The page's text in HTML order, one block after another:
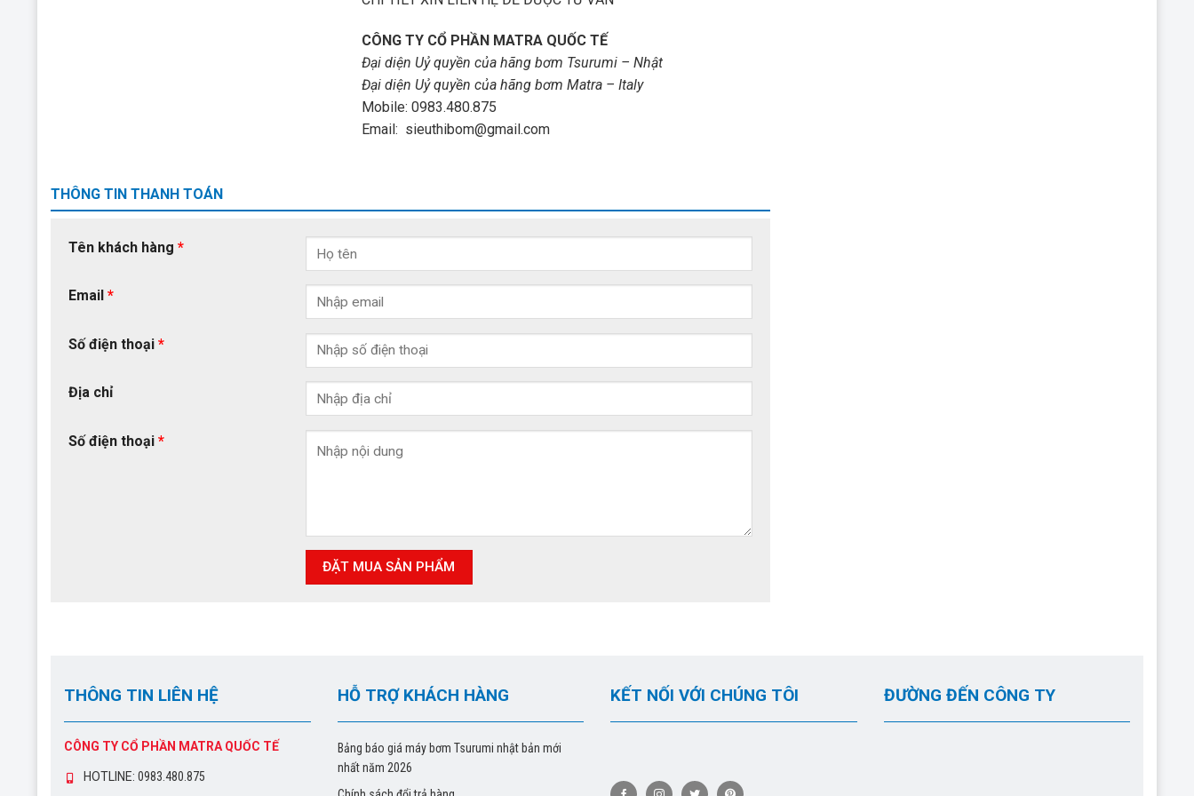
CÔNG TY CỔ PHẦN MATRA QUỐC TẾ
Đại diện Uỷ quyền của hãng bơm Tsurumi – Nhật
Đại diện Uỷ quyền của hãng bơm Matra – Italy
Mobile: 0983.480.875
Email: sieuthibom@gmail.com
THÔNG TIN THANH TOÁN
Tên khách hàng *
Email *
Số điện thoại *
Địa chỉ
Số điện thoại *
THÔNG TIN LIÊN HỆ
CÔNG TY CỔ PHẦN MATRA QUỐC TẾ
HOTLINE: 0983.480.875
HỖ TRỢ KHÁCH HÀNG
Bảng báo giá máy bơm Tsurumi nhật bản mới
nhất năm 2026
KẾT NỐI VỚI CHÚNG TÔI ĐƯỜNG ĐẾN CÔNG TY